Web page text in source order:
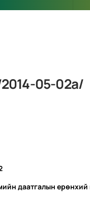
05-02а/
даатгалын